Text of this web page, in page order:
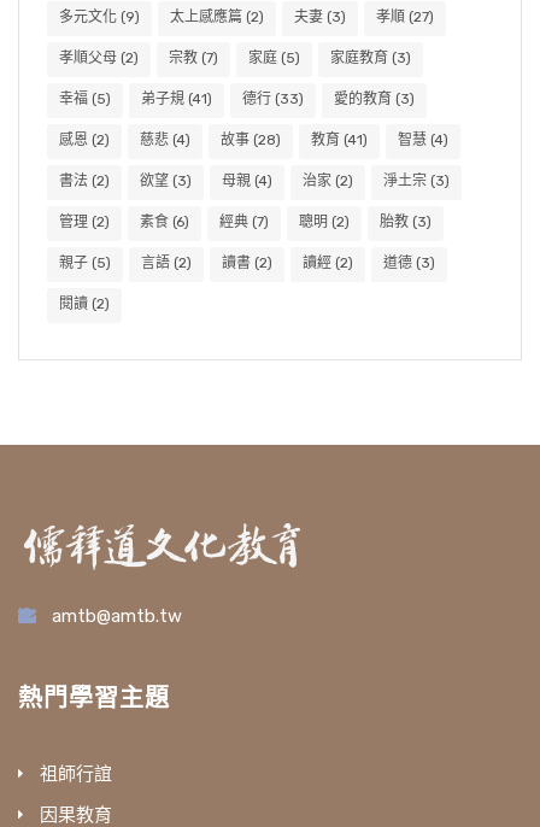
多元文化 (9) 太上感應篇 (2) 夫妻 (3) 孝順 (27)
孝順父母 (2) 宗教 (7) 家庭 (5) 家庭教育 (3)
幸福 (5) 弟子規 (41) 德行 (33) 愛的教育 (3)
感恩 (2) 慈悲 (4) 故事 (28) 教育 (41) 智慧 (4)
書法 (2) 欲望 (3) 母親 (4) 治家 (2) 淨土宗 (3)
管理 (2) 素食 (6) 經典 (7) 聰明 (2) 胎教 (3)
親子 (5) 言語 (2) 讀書 (2) 讀經 (2) 道德 (3)
閱讀 (2)
amtb@amtb.tw
熱門學習主題
祖師行誼
因果教育